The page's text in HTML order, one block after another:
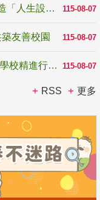
115-08-07
高齡不是終點而是夢想起點！教育部打造「人生設計夢工場」 參展第3屆高齡健康產業博覽會
115-08-07
友善校園
115-08-07
強化學習歷程檔案推動效能 國教署攜手學校精進行政與教學支持
RSS 更多